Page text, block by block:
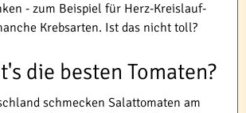
- zum Beispiel für Herz-Kreislauf-
Krebsarten. Ist das nicht toll?
die besten Tomaten?
schmecken Salattomaten am